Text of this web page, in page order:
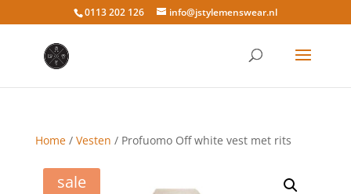
0113 202 126 info@jstylemenswear.nl
Home/ Vesten / Profuomo Off white vest met rits
sale